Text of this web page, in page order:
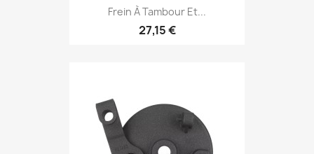
Frein À Tambour Et...
27,15 €